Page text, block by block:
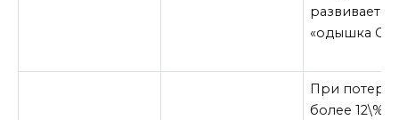
развивается
«одышка
При потере
более 12\%